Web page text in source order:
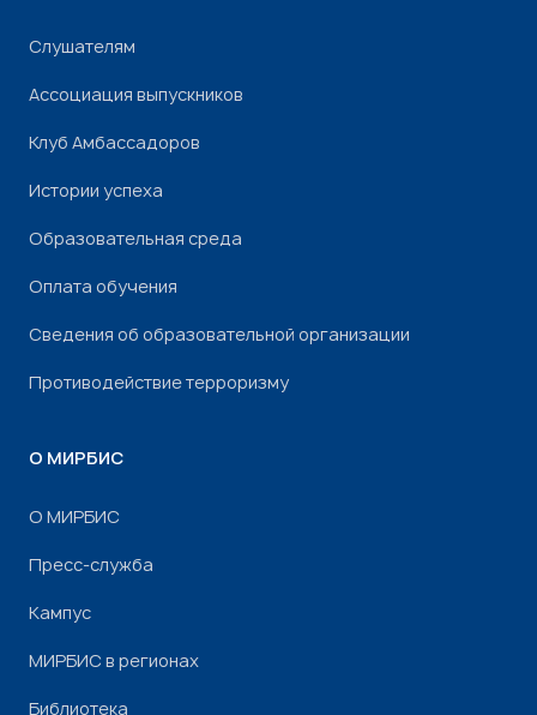
Слушателям
Ассоциация выпускников
Клуб Амбассадоров
Истории успеха
Образовательная среда
Оплата обучения
Сведения об образовательной организации
Противодействие терроризму
О МИРБИС
О МИРБИС
Пресс-служба
Кампус
МИРБИС в регионах
Библиотека